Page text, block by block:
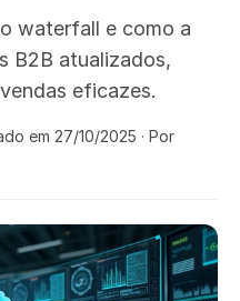
waterfall e como a
B2B atualizados,
eficazes.
em 27/10/2025 · Por